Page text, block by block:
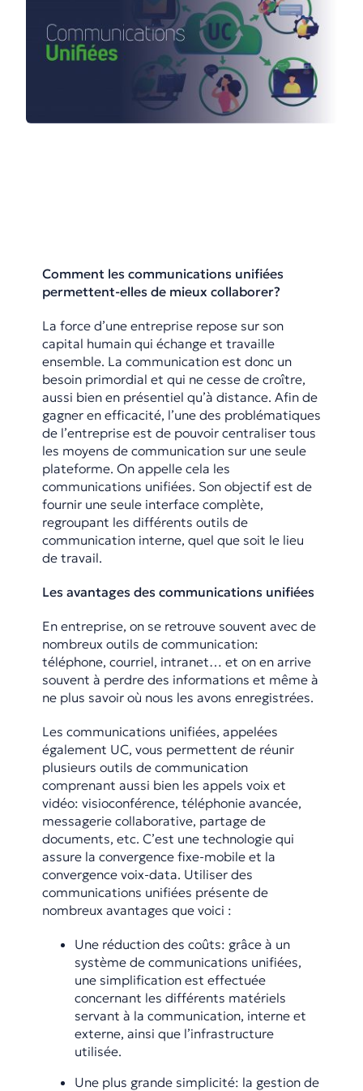
Comment les communications unifiées
permettent-elles de mieux collaborer?
La force d’une entreprise repose sur son
capital humain qui échange et travaille
ensemble. La communication est donc un
besoin primordial et qui ne cesse de croître,
aussi bien en présentiel qu’à distance. Afin de
gagner en efficacité, l’une des problématiques
de l’entreprise est de pouvoir centraliser tous
les moyens de communication sur une seule
plateforme. On appelle cela les
communications unifiées. Son objectif est de
fournir une seule interface complète,
regroupant les différents outils de
communication interne, quel que soit le lieu
de travail.
Les avantages des communications unifiées
En entreprise, on se retrouve souvent avec de
nombreux outils de communication:
téléphone, courriel, intranet… et on en arrive
souvent à perdre des informations et même à
ne plus savoir où nous les avons enregistrées.
Les communications unifiées, appelées
également UC, vous permettent de réunir
plusieurs outils de communication
comprenant aussi bien les appels voix et
vidéo: visioconférence, téléphonie avancée,
messagerie collaborative, partage de
documents, etc. C’est une technologie qui
assure la convergence fixe-mobile et la
convergence voix-data. Utiliser des
communications unifiées présente de
nombreux avantages que voici :
Une réduction des coûts: grâce à un
système de communications unifiées,
une simplification est effectuée
concernant les différents matériels
servant à la communication, interne et
externe, ainsi que l’infrastructure
utilisée.
Une plus grande simplicité: la gestion de